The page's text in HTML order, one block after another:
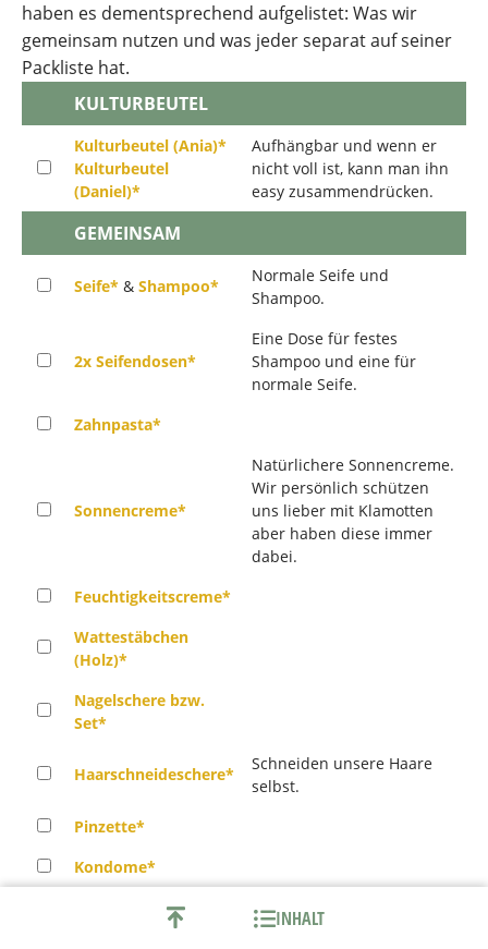
haben es dementsprechend aufgelistet: Was wir
gemeinsam nutzen und was jeder separat auf seiner
Packliste hat.
KULTURBEUTEL
Kulturbeutel (Ania)*
Kulturbeutel
(Daniel)*
Aufhängbar und wenn er
nicht voll ist, kann man ihn
easy zusammendrücken.
GEMEINSAM
Seife* & Shampoo*
Normale Seife und
Shampoo.
2x Seifendosen*
Eine Dose für festes
Shampoo und eine für
normale Seife.
Zahnpasta*
Sonnencreme*
Natürlichere Sonnencreme.
Wir persönlich schützen
uns lieber mit Klamotten
aber haben diese immer
dabei.
Feuchtigkeitscreme*
Wattestäbchen
(Holz)*
Nagelschere bzw.
Set*
Haarschneideschere*
Schneiden unsere Haare
selbst.
Pinzette*
Kondome*
INHALT